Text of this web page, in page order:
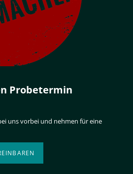
Probetermin
uns vorbei und nehmen für eine